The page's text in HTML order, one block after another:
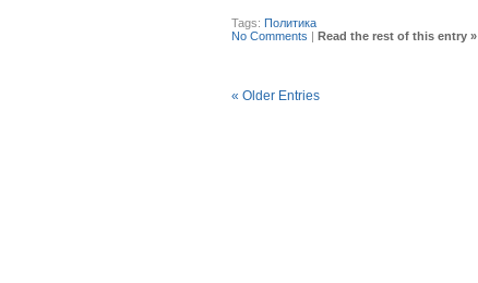
Tags: Политика
No Comments | Read the rest of this entry »
« Older Entries